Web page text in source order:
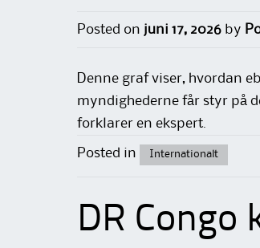
Posted on juni 17, 2026 by
Denne graf viser, hvordan
myndighederne får styr på
forklarer en ekspert.
Posted in Internationalt
DR